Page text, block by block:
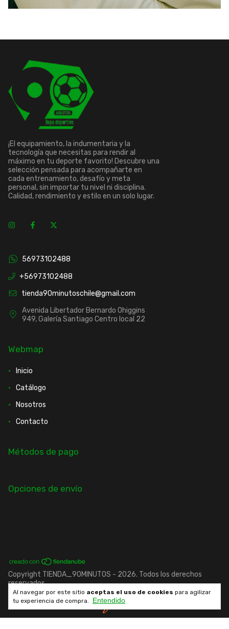
Al navegar por este sitio aceptas el uso de cookies para agilizar
tu experiencia de compra.
Entendido
¡El equipamiento, la indumentaria y la
tecnología que necesitas para rendir al
máximo en tu deporte favorito! Descubre una
selección pensada para acompañarte en
cada entrenamiento, desafío y meta
personal, sin importar tu nivel ni disciplina.
Calidad, rendimiento y estilo en un solo lugar.
56973102488
+56973102488
tienda90minutoschile@gmail.com
Avenida Libertador Bernardo Ohiggins
949, Galería Santiago Centro local 22
Webmap
Inicio
Catálogo
Nosotros
Contacto
Métodos de pago
Opciones de envío
Copyright TIENDA_90MINUTOS - 2026. Todos los derechos
reservados.
Desarrollado por fenrir.cl